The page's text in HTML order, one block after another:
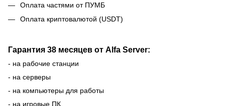
Оплата частями от ПУМБ
Оплата криптовалютой (USDT)
Гарантия 38 месяцев от Alfa Server:
- на рабочие станции
- на серверы
- на компьютеры для работы
- на игровые ПК